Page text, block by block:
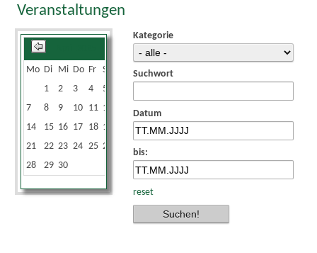
Veranstaltungen
Mo Di Mi Do Fr Sa
1
2 3 4 5
7
8 9 10 11 12
14
15 16 17 18 19
21
22 23 24 25 26
28
29 30
Kategorie
Suchwort
Datum
bis:
reset